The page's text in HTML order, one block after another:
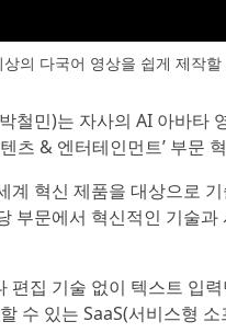
의 다국어 영상을 쉽게 제작
민)는 자사의 AI 아바타
텐츠 & 엔터테인먼트’ 부문
계 혁신 제품을 대상으로
부문에서 혁신적인 기술
편집 기술 없이 텍스트 입
수 있는 SaaS(서비스형